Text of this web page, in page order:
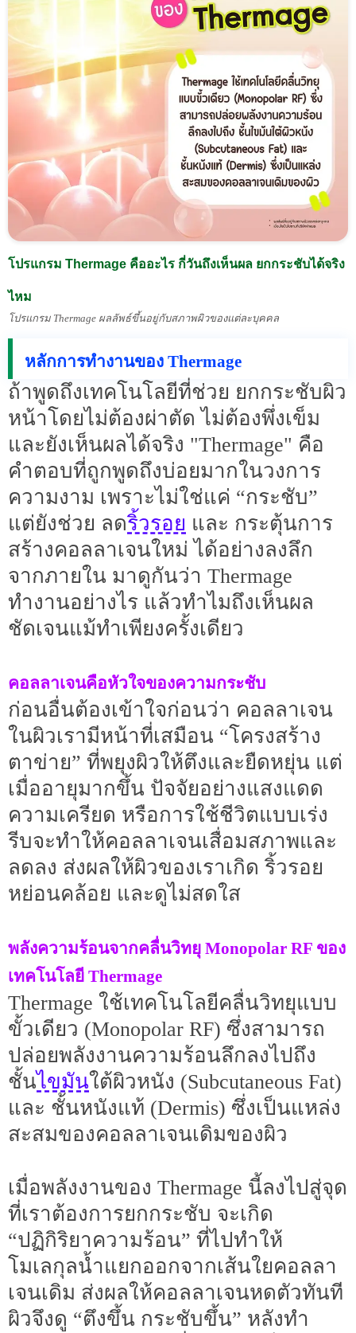
โปรแกรม Thermage คืออะไร กี่วันถึงเห็นผล ยกกระชับได้จริง
ไหม
โปรแกรม Thermage ผลลัพธ์ขึ้นอยู่กับสภาพผิวของแต่ละบุคคล
หลักการทำงานของ Thermage
ถ้าพูดถึงเทคโนโลยีที่ช่วย ยกกระชับผิว
หน้าโดยไม่ต้องผ่าตัด ไม่ต้องพึ่งเข็ม
และยังเห็นผลได้จริง "Thermage" คือ
คำตอบที่ถูกพูดถึงบ่อยมากในวงการ
ความงาม เพราะไม่ใช่แค่ “กระชับ”
แต่ยังช่วย ลดริ้วรอย และ กระตุ้นการ
สร้างคอลลาเจนใหม่ ได้อย่างลงลึก
จากภายใน มาดูกันว่า Thermage
ทำงานอย่างไร แล้วทำไมถึงเห็นผล
ชัดเจนแม้ทำเพียงครั้งเดียว
คอลลาเจนคือหัวใจของความกระชับ
ก่อนอื่นต้องเข้าใจก่อนว่า คอลลาเจน
ในผิวเรามีหน้าที่เสมือน “โครงสร้าง
ตาข่าย” ที่พยุงผิวให้ตึงและยืดหยุ่น แต่
เมื่ออายุมากขึ้น ปัจจัยอย่างแสงแดด
ความเครียด หรือการใช้ชีวิตแบบเร่ง
รีบจะทำให้คอลลาเจนเสื่อมสภาพและ
ลดลง ส่งผลให้ผิวของเราเกิด ริ้วรอย
หย่อนคล้อย และดูไม่สดใส
พลังความร้อนจากคลื่นวิทยุ Monopolar RF ของ
เทคโนโลยี Thermage
Thermage ใช้เทคโนโลยีคลื่นวิทยุแบบ
ขั้วเดียว (Monopolar RF) ซึ่งสามารถ
ปล่อยพลังงานความร้อนลึกลงไปถึง
ชั้นไขมันใต้ผิวหนัง (Subcutaneous Fat)
และ ชั้นหนังแท้ (Dermis) ซึ่งเป็นแหล่ง
สะสมของคอลลาเจนเดิมของผิว
เมื่อพลังงานของ Thermage นี้ลงไปสู่จุด
ที่เราต้องการยกกระชับ จะเกิด
“ปฏิกิริยาความร้อน” ที่ไปทำให้
โมเลกุลน้ำแยกออกจากเส้นใยคอลลา
เจนเดิม ส่งผลให้คอลลาเจนหดตัวทันที
ผิวจึงดู “ตึงขึ้น กระชับขึ้น” หลังทำ